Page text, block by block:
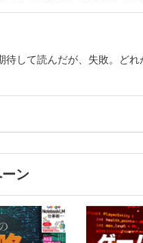
待して読んだが、失敗。ど
ン